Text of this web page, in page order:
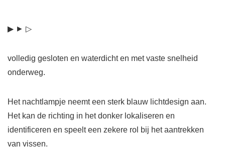
▶ ► ▷
volledig gesloten en waterdicht en met vaste snelheid
onderweg.
Het nachtlampje neemt een sterk blauw lichtdesign aan.
Het kan de richting in het donker lokaliseren en
identificeren en speelt een zekere rol bij het aantrekken
van vissen.